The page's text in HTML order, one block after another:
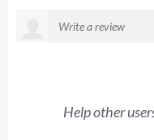
Help other